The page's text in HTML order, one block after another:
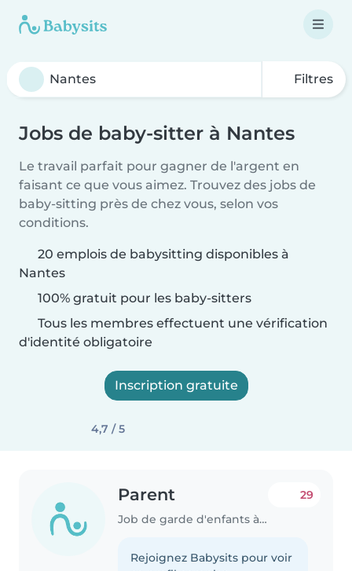
Filtres
Jobs de baby-sitter à Nantes
Le travail parfait pour gagner de l'argent en
faisant ce que vous aimez. Trouvez des jobs de
baby-sitting près de chez vous, selon vos
conditions.
20 emplois de babysitting disponibles à
Nantes
100% gratuit pour les baby-sitters
Tous les membres effectuent une vérification
d'identité obligatoire
Inscription gratuite
4,7 / 5
Parent
Job de garde d'enfants à Nantes
29
Rejoignez Babysits pour voir